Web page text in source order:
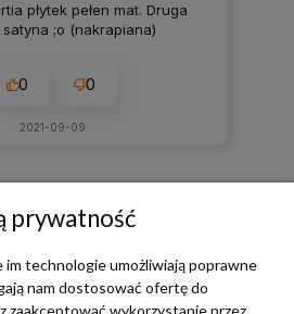
płytek pełen mat. Druga
;o (nakrapiana)
0 0
2021-09-09
TERRADECO
prywatność
im technologie umożliwiają poprawne
nam dostosować ofertę do
zaakceptować wykorzystanie przez